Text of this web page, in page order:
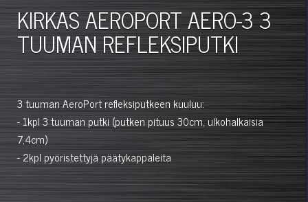
KIRKAS AEROPORT AERO-3 3
TUUMAN REFLEKSIPUTKI
3 tuuman AeroPort refleksiputkeen kuuluu:
- 1kpl 3 tuuman putki (putken pituus 30cm, ulkohalkaisia
7,4cm)
- 2kpl pyöristettyjä päätykappaleita